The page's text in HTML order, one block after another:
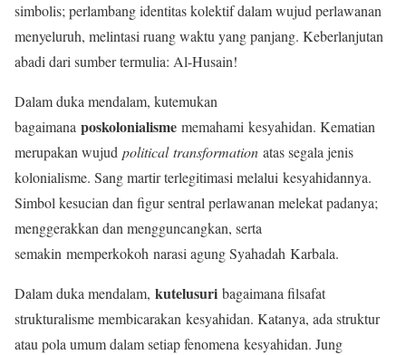
simbolis; perlambang identitas kolektif dalam wujud perlawanan
menyeluruh, melintasi ruang waktu yang panjang. Keberlanjutan
abadi dari sumber termulia: Al-Husain!
Dalam duka mendalam, kutemukan
bagaimana poskolonialisme memahami kesyahidan. Kematian
merupakan wujud political transformation atas segala jenis
kolonialisme. Sang martir terlegitimasi melalui kesyahidannya.
Simbol kesucian dan figur sentral perlawanan melekat padanya;
menggerakkan dan mengguncangkan, serta
semakin memperkokoh narasi agung Syahadah Karbala.
Dalam duka mendalam, kutelusuri bagaimana filsafat
strukturalisme membicarakan kesyahidan. Katanya, ada struktur
atau pola umum dalam setiap fenomena kesyahidan. Jung